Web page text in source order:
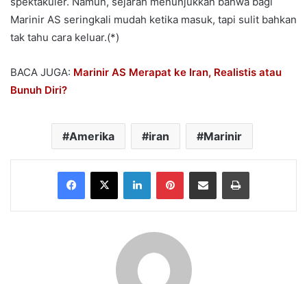
Marinir AS seringkali mudah ketika masuk, tapi sulit bahkan
tak tahu cara keluar.(*)
BACA JUGA: Marinir AS Merapat ke Iran, Realistis atau
Bunuh Diri?
Amerika iran Marinir
Facebook
X LinkedInPinterestShare via Email Print